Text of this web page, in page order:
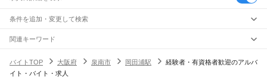
条件を追加・変更して検索
市区町村を追加・変更
大阪府すべて
大阪市 すべて
駅を追加・変更
職種を追加・変更
関連キーワード
バイトTOP
大阪府 泉南市 岡田浦駅
経験者・有資格者歓迎のアルバ
イト・バイト・求人